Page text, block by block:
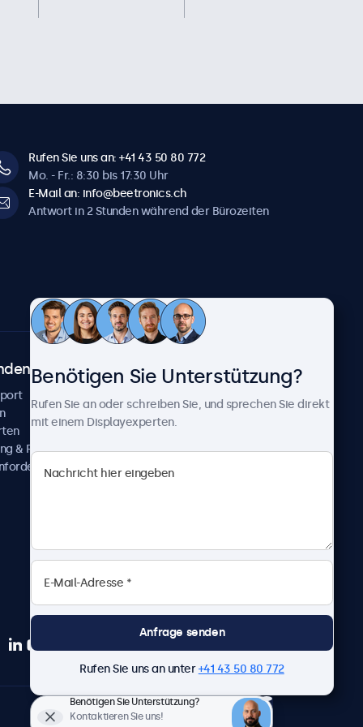
Rufen Sie uns an: +41 43 50 80 772
Mo. - Fr.: 8:30 bis 17:30 Uhr
E-Mail an: info@beetronics.ch
Antwort in 2 Stunden während der Bürozeiten
& Reparatur
Über Beetronics
Neuigkeiten und Updates
Über uns
Karriere
Geschäftsbedingungen
Deutsch
Benötigen Sie Unterstützung?
Rufen Sie an oder schreiben Sie, und sprechen Sie direkt
mit einem Displayexperten.
Anfrage senden
Rufen Sie uns an unter+41 43 50 80 772
Benötigen Sie Unterstützung?
Kontaktieren Sie uns!